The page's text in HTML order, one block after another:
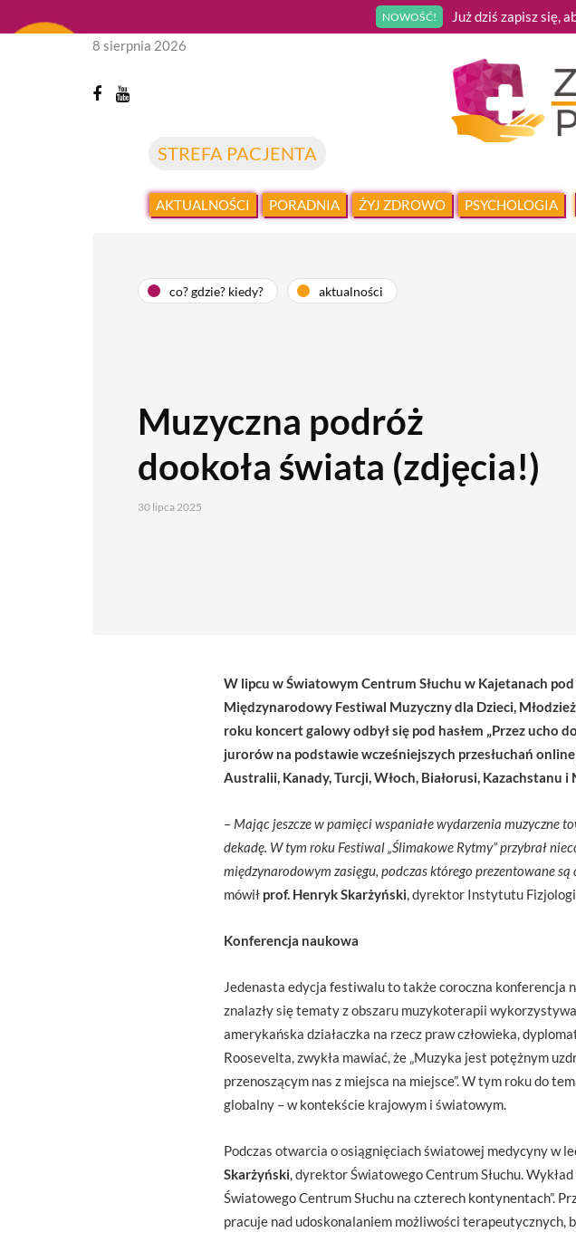
NOWOŚĆ! Już dziś zapisz się,
STREFA PACJENTA
8 sierpnia 2026
AKTUALNOŚCI PORADNIA ŻYJ ZDROWO PSYCHOLOGIA
co? gdzie? kiedy? aktualności
Muzyczna podróż
dookoła świata (zdjęcia!)
30 lipca 2025
W lipcu w Światowym Centrum Słuchu w Kajetanach
Międzynarodowy Festiwal Muzyczny dla Dzieci,
roku koncert galowy odbył się pod hasłem „Przez ucho
jurorów na podstawie wcześniejszych przesłuchań
Australii, Kanady, Turcji, Włoch, Białorusi, Kazachstanu i
– Mając jeszcze w pamięci wspaniałe wydarzenia muzyczne
dekadę. W tym roku Festiwal „Ślimakowe Rytmy” przybrał
międzynarodowym zasięgu, podczas którego prezentowane
mówił prof. Henryk Skarżyński, dyrektor Instytutu
Konferencja naukowa
Jedenasta edycja festiwalu to także coroczna konferencja
znalazły się tematy z obszaru muzykoterapii
amerykańska działaczka na rzecz praw człowieka,
Roosevelta, zwykła mawiać, że „Muzyka jest potężnym
przenoszącym nas z miejsca na miejsce”. W tym roku do
globalny – w kontekście krajowym i światowym.
Podczas otwarcia o osiągnięciach światowej medycyny w
Skarżyński, dyrektor Światowego Centrum Słuchu.
Światowego Centrum Słuchu na czterech kontynentach”.
pracuje nad udoskonalaniem możliwości terapeutycznych,